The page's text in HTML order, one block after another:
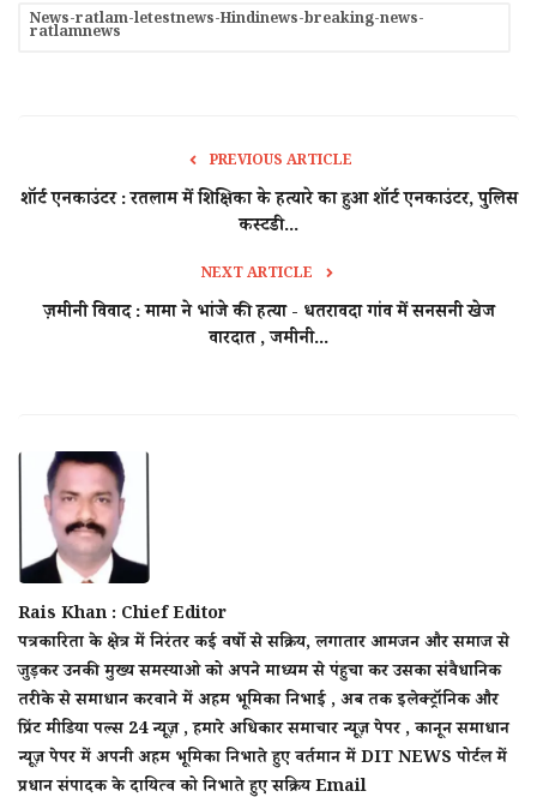
News-ratlam-letestnews-Hindinews-breaking-news-
ratlamnews
PREVIOUS ARTICLE
शॉर्ट एनकाउंटर : रतलाम में शिक्षिका के हत्यारे का हुआ शॉर्ट एनकाउंटर, पुलिस
कस्टडी...
NEXT ARTICLE
ज़मीनी विवाद : मामा ने भांजे की हत्या - धतरावदा गांव में सनसनी खेज
वारदात , जमीनी...
Rais Khan : Chief Editor
पत्रकारिता के क्षेत्र में निरंतर कई वर्षो से सक्रिय, लगातार आमजन और समाज से
जुड़कर उनकी मुख्य समस्याओ को अपने माध्यम से पंहुचा कर उसका संवैधानिक
तरीके से समाधान करवाने में अहम भूमिका निभाई , अब तक इलेक्ट्रॉनिक और
प्रिंट मीडिया पल्स 24 न्यूज़ , हमारे अधिकार समाचार न्यूज़ पेपर , कानून समाधान
न्यूज़ पेपर में अपनी अहम भूमिका निभाते हुए वर्तमान में DIT NEWS पोर्टल में
प्रधान संपादक के दायित्व को निभाते हुए सक्रिय Email